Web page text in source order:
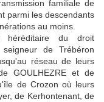
familiale de
parmi les descendants
au moins.
héréditaire du droit
de Trébéron
réseau de leurs
GOULHEZRE et de
de Crozon où leurs
de Kerhontenant, de